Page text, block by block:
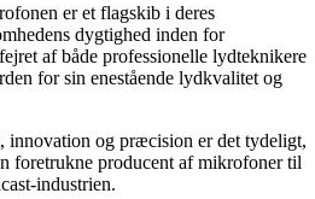
er et flagskib i deres
dygtighed inden for
af både professionelle lydteknikere
for sin enestående lydkvalitet og
innovation og præcision er det tydeligt,
foretrukne producent af mikrofoner til
industrien.